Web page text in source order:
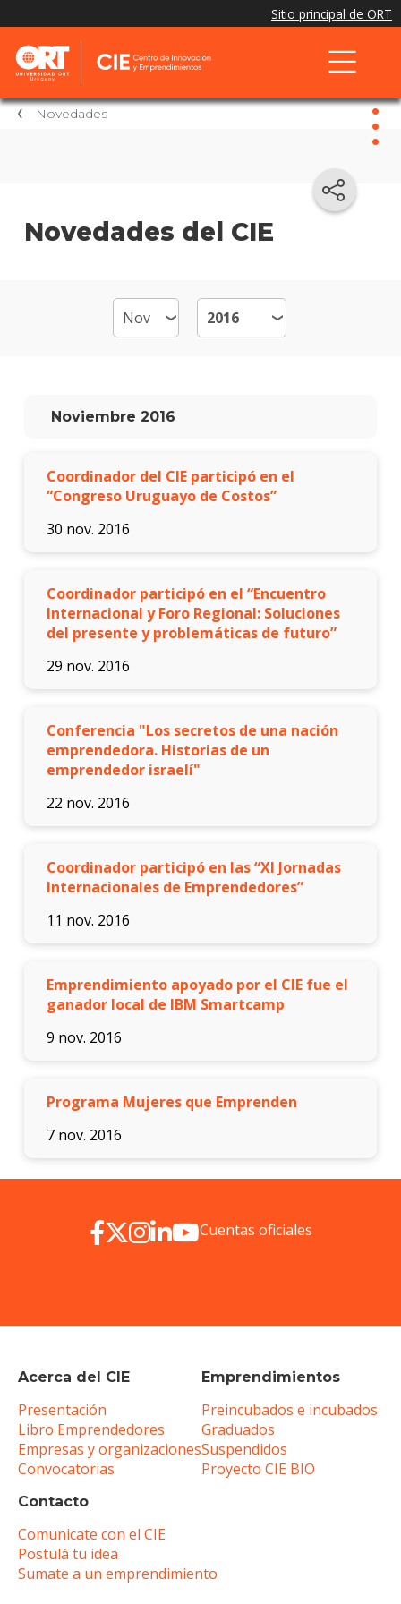
Novedades
Novedades del CIE
Noviembre 2016
Coordinador del CIE participó en el
“Congreso Uruguayo de Costos”
30 nov. 2016
Coordinador participó en el “Encuentro
Internacional y Foro Regional: Soluciones
del presente y problemáticas de futuro”
29 nov. 2016
Conferencia "Los secretos de una nación
emprendedora. Historias de un
emprendedor israelí"
22 nov. 2016
Coordinador participó en las “XI Jornadas
Internacionales de Emprendedores”
11 nov. 2016
Emprendimiento apoyado por el CIE fue el
ganador local de IBM Smartcamp
9 nov. 2016
Programa Mujeres que Emprenden
7 nov. 2016
Acerca del CIE
Presentación
Libro Emprendedores
Empresas y organizaciones
Convocatorias
Emprendimientos
Preincubados e incubados
Graduados
Suspendidos
Proyecto CIE BIO
Contacto
Comunicate con el CIE
Postulá tu idea
Sumate a un emprendimiento
Cuentas oficiales